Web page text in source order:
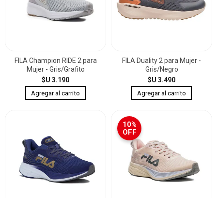
FILA Champion RIDE 2 para
Mujer - Gris/Grafito
$U 3.190
FILA Duality 2 para Mujer -
Gris/Negro
$U 3.490
10%
OFF